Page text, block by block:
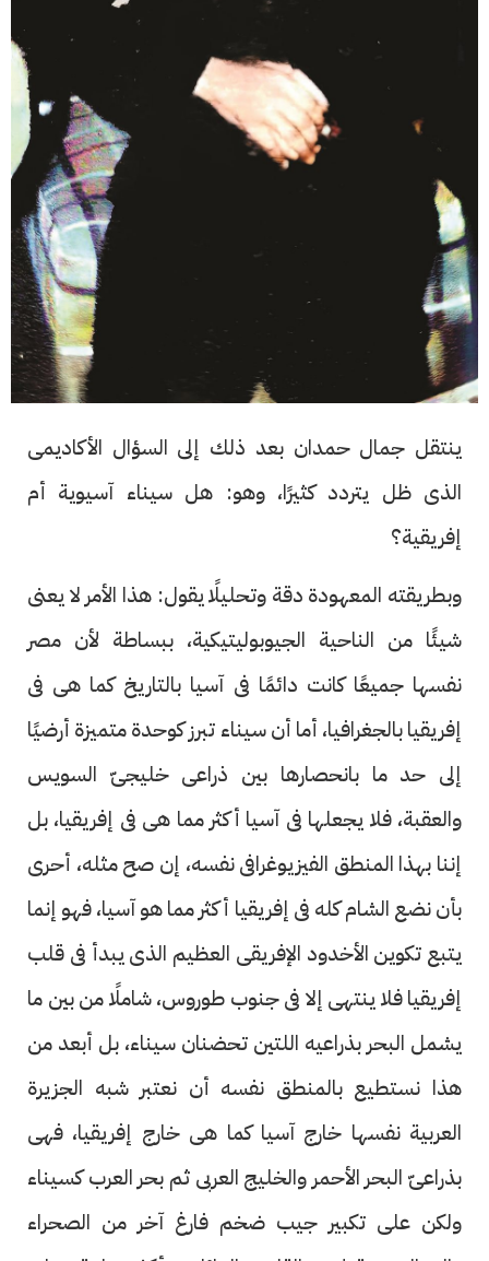
ينتقل جمال حمدان بعد ذلك إلى السؤال الأكاديمى
الذى ظل يتردد كثيرًا، وهو: هل سيناء آسيوية أم
إفريقية؟
وبطريقته المعهودة دقة وتحليلًا يقول: هذا الأمر لا يعنى
شيئًا من الناحية الجيوبوليتيكية، ببساطة لأن مصر
نفسها جميعًا كانت دائمًا فى آسيا بالتاريخ كما هى فى
إفريقيا بالجغرافيا، أما أن سيناء تبرز كوحدة متميزة أرضيًا
إلى حد ما بانحصارها بين ذراعى خليجىّ السويس
والعقبة، فلا يجعلها فى آسيا أكثر مما هى فى إفريقيا، بل
إننا بهذا المنطق الفيزيوغرافى نفسه، إن صح مثله، أحرى
بأن نضع الشام كله فى إفريقيا أكثر مما هو آسيا، فهو إنما
يتبع تكوين الأخدود الإفريقى العظيم الذى يبدأ فى قلب
إفريقيا فلا ينتهى إلا فى جنوب طوروس، شاملًا من بين ما
يشمل البحر بذراعيه اللتين تحضنان سيناء، بل أبعد من
هذا نستطيع بالمنطق نفسه أن نعتبر شبه الجزيرة
العربية نفسها خارج آسيا كما هى خارج إفريقيا، فهى
بذراعىّ البحر الأحمر والخليج العربى ثم بحر العرب كسيناء
ولكن على تكبير جيب ضخم فارغ آخر من الصحراء